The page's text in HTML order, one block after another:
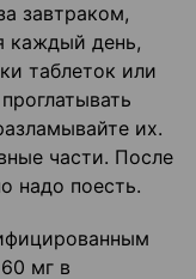
завтраком,
каждый день,
таблеток или
их.
части. После
надо поесть.
мг в